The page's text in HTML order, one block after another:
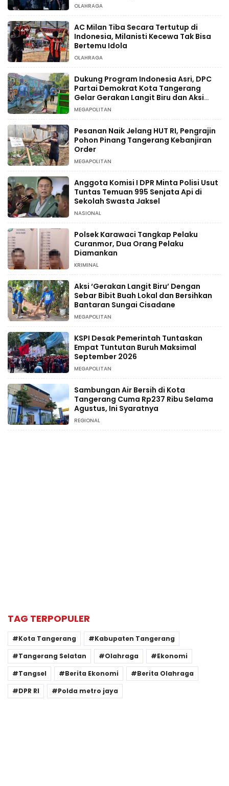
OLAHRAGA
AC Milan Tiba Secara Tertutup di
Indonesia, Milanisti Kecewa Tak Bisa
Bertemu Idola
OLAHRAGA
Dukung Program Indonesia Asri, DPC
Partai Demokrat Kota Tangerang
Gelar Gerakan Langit Biru dan Aksi
Tanam Pohon
MEGAPOLITAN
Pesanan Naik Jelang HUT RI, Pengrajin
Pohon Pinang Tangerang Kebanjiran
Order
MEGAPOLITAN
Anggota Komisi I DPR Minta Polisi Usut
Tuntas Temuan 995 Senjata Api di
Sekolah Swasta Jaksel
NASIONAL
Polsek Karawaci Tangkap Pelaku
Curanmor, Dua Orang Pelaku
Diamankan
KRIMINAL
Aksi ‘Gerakan Langit Biru’ Dengan
Sebar Bibit Buah Lokal dan Bersihkan
Bantaran Sungai Cisadane
MEGAPOLITAN
KSPI Desak Pemerintah Tuntaskan
Empat Tuntutan Buruh Maksimal
September 2026
MEGAPOLITAN
Sambungan Air Bersih di Kota
Tangerang Cuma Rp237 Ribu Selama
Agustus, Ini Syaratnya
REGIONAL
TAG TERPOPULER
Kota Tangerang
Kabupaten Tangerang
Tangerang Selatan
Olahraga
Ekonomi
Tangsel
Berita Ekonomi
Berita Olahraga
DPR RI
Polda metro jaya